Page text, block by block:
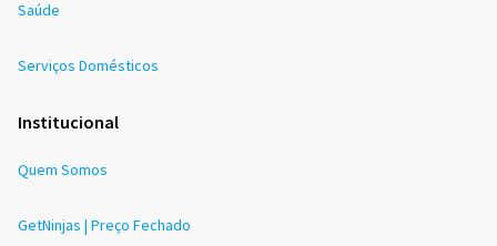
Saúde
Serviços Domésticos
Institucional
Quem Somos
GetNinjas | Preço Fechado